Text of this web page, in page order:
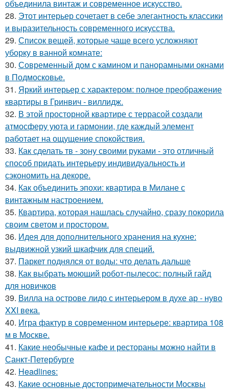
объединила винтаж и современное искусство.
28. Этот интерьер сочетает в себе элегантность классики
и выразительность современного искусства.
29. Список вещей, которые чаще всего усложняют
уборку в ванной комнате:
30. Современный дом с камином и панорамными окнами
в Подмосковье.
31. Яркий интерьер с характером: полное преображение
квартиры в Гринвич - виллидж.
32. В этой просторной квартире с террасой создали
атмосферу уюта и гармонии, где каждый элемент
работает на ощущение спокойствия.
33. Как сделать тв - зону своими руками - это отличный
способ придать интерьеру индивидуальность и
сэкономить на декоре.
34. Как объединить эпохи: квартира в Милане с
винтажным настроением.
35. Квартира, которая нашлась случайно, сразу покорила
своим светом и простором.
36. Идея для дополнительного хранения на кухне:
выдвижной узкий шкафчик для специй.
37. Паркет поднялся от воды: что делать дальше
38. Как выбрать моющий робот-пылесос: полный гайд
для новичков
39. Вилла на острове лидо с интерьером в духе ар - нуво
XXI века.
40. Игра фактур в современном интерьере: квартира 108
м в Москве.
41. Какие необычные кафе и рестораны можно найти в
Санкт-Петербурге
42. Headlines:
43. Какие основные достопримечательности Москвы